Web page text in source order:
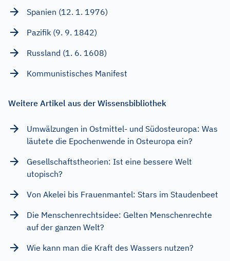
Spanien (12. 1. 1976)
Pazifik (9. 9. 1842)
Russland (1. 6. 1608)
Kommunistisches Manifest
Weitere Artikel aus der Wissensbibliothek
Umwälzungen in Ostmittel- und Südosteuropa: Was
läutete die Epochenwende in Osteuropa ein?
Gesellschaftstheorien: Ist eine bessere Welt
utopisch?
Von Akelei bis Frauenmantel: Stars im Staudenbeet
Die Menschenrechtsidee: Gelten Menschenrechte
auf der ganzen Welt?
Wie kann man die Kraft des Wassers nutzen?